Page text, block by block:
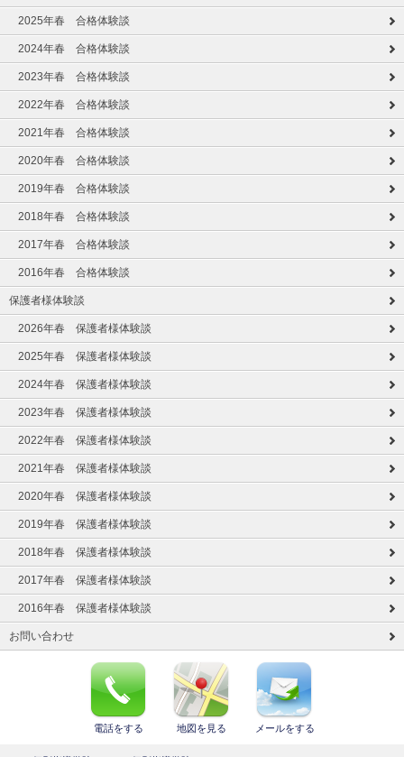
2025年春 合格体験談
2024年春 合格体験談
2023年春 合格体験談
2022年春 合格体験談
2021年春 合格体験談
2020年春 合格体験談
2019年春 合格体験談
2018年春 合格体験談
2017年春 合格体験談
2016年春 合格体験談
保護者様体験談
2026年春 保護者様体験談
2025年春 保護者様体験談
2024年春 保護者様体験談
2023年春 保護者様体験談
2022年春 保護者様体験談
2021年春 保護者様体験談
2020年春 保護者様体験談
2019年春 保護者様体験談
2018年春 保護者様体験談
2017年春 保護者様体験談
2016年春 保護者様体験談
お問い合わせ
電話をする 地図を見る メールをする